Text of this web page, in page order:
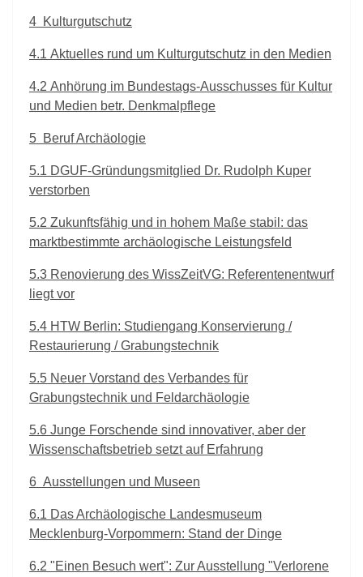
4 Kulturgutschutz
4.1 Aktuelles rund um Kulturgutschutz in den Medien
4.2 Anhörung im Bundestags-Ausschusses für Kultur
und Medien betr. Denkmalpflege
5 Beruf Archäologie
5.1 DGUF-Gründungsmitglied Dr. Rudolph Kuper
verstorben
5.2 Zukunftsfähig und in hohem Maße stabil: das
marktbestimmte archäologische Leistungsfeld
5.3 Renovierung des WissZeitVG: Referentenentwurf
liegt vor
5.4 HTW Berlin: Studiengang Konservierung /
Restaurierung / Grabungstechnik
5.5 Neuer Vorstand des Verbandes für
Grabungstechnik und Feldarchäologie
5.6 Junge Forschende sind innovativer, aber der
Wissenschaftsbetrieb setzt auf Erfahrung
6 Ausstellungen und Museen
6.1 Das Archäologische Landesmuseum
Mecklenburg-Vorpommern: Stand der Dinge
6.2 "Einen Besuch wert": Zur Ausstellung "Verlorene